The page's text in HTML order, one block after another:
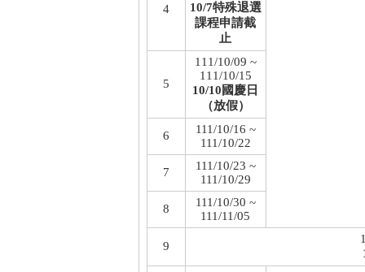
4
10/7特殊退選
課程申請截
止
5
111/10/09 ~
111/10/15
10/10國慶日
（放假）
6
111/10/16 ~
111/10/22
7
111/10/23 ~
111/10/29
8
111/10/30 ~
111/11/05
9